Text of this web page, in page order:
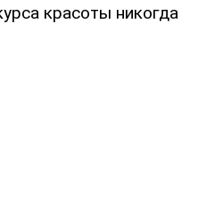
красоты никогда